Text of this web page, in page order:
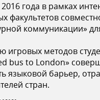
2016 года в рамках
факультетов
коммуникации»
методов
bus to London»
языковой барьер,
стран.